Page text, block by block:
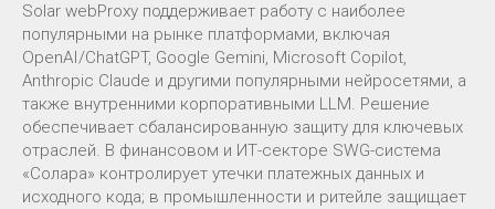
Solar webProxy поддерживает работу с наиболее
популярными на рынке платформами, включая
OpenAI/ChatGPT, Google Gemini, Microsoft Copilot,
Anthropic Claude и другими популярными нейросетями, а
также внутренними корпоративными LLM. Решение
обеспечивает сбалансированную защиту для ключевых
отраслей. В финансовом и ИТ-секторе SWG-система
«Солара» контролирует утечки платежных данных и
исходного кода; в промышленности и ритейле защищает